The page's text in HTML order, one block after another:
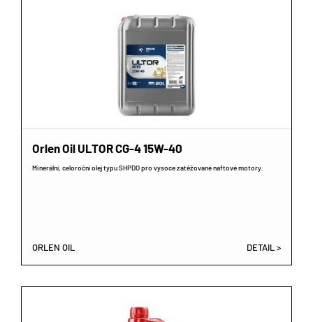
Orlen Oil ULTOR CG-4 15W-40
Minerální, celoroční olej typu SHPDO pro vysoce zatěžované naftové motory.
ORLEN OIL DETAIL >